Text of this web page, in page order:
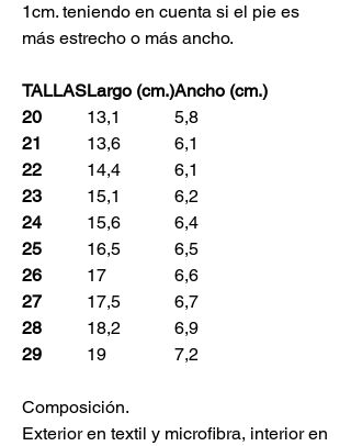
1cm. teniendo en cuenta si el pie es
más estrecho o más ancho.
TALLASLargo (cm.)Ancho (cm.)
20
13,1
5,8
21
13,6
6,1
22
14,4
6,1
23
15,1
6,2
24
15,6
6,4
25
16,5
6,5
26
17
6,6
27
17,5
6,7
28
18,2
6,9
29
19 7,2
Composición.
Exterior en textil y microfibra, interior en